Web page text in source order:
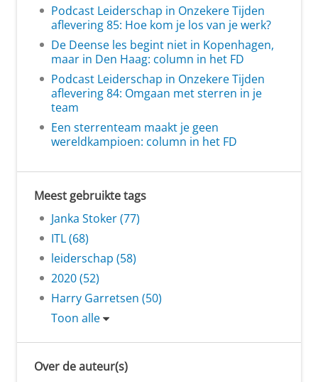
Podcast Leiderschap in Onzekere Tijden
aflevering 85: Hoe kom je los van je werk?
De Deense les begint niet in Kopenhagen,
maar in Den Haag: column in het FD
Podcast Leiderschap in Onzekere Tijden
aflevering 84: Omgaan met sterren in je
team
Een sterrenteam maakt je geen
wereldkampioen: column in het FD
Meest gebruikte tags
Janka Stoker (77)
ITL (68)
leiderschap (58)
2020 (52)
Harry Garretsen (50)
Toon alle
Over de auteur(s)